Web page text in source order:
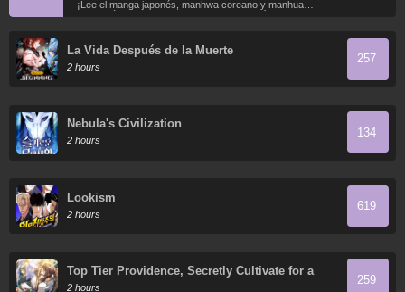
¡Lee el manga japonés, manhwa coreano y manhua
chino más recientemente actualizados en línea gratis!
La Vida Después de la Muerte
2 hours
257
Nebula's Civilization
2 hours
134
Lookism
2 hours
619
Top Tier Providence, Secretly Cultivate for a
Thousand Years
2 hours
259